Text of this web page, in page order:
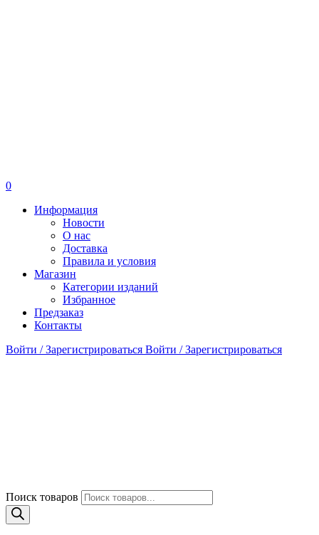
0
Информация
Новости
О нас
Доставка
Правила и условия
Магазин
Категории изданий
Избранное
Предзаказ
Контакты
Войти / Зарегистрироваться Войти / Зарегистрироваться
Поиск товаров